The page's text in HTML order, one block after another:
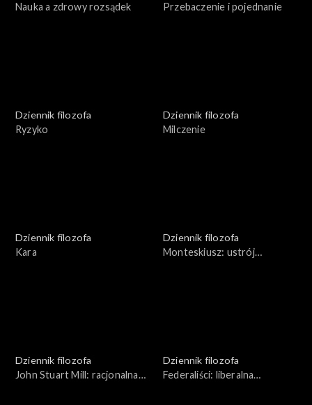
Nauka a zdrowy rozsądek
Przebaczenie i pojednanie
Dziennik filozofa
Ryzyko
Dziennik filozofa
Milczenie
Dziennik filozofa
Kara
Dziennik filozofa
Monteskiusz: ustrój
Dziennik filozofa
John Stuart Mill: racjonalna
Dziennik filozofa
Federaliści: liberalna